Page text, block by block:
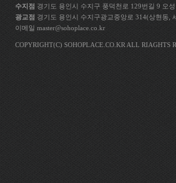
수지점 경기도 용인시 수지구 풍덕천로 129번길 9
광교점 경기도 용인시 수지구광교중앙로 314(상현
이메일 master@sohoplace.co.kr
COPYRIGHT(C) SOHOPLACE.CO.KR ALL RIAGHTS